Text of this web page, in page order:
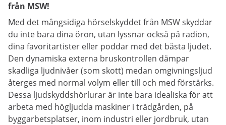
från MSW!
Med det mångsidiga hörselskyddet från MSW skyddar
du inte bara dina öron, utan lyssnar också på radion,
dina favoritartister eller poddar med det bästa ljudet.
Den dynamiska externa bruskontrollen dämpar
skadliga ljudnivåer (som skott) medan omgivningsljud
återges med normal volym eller till och med förstärks.
Dessa ljudskyddshörlurar är inte bara idealiska för att
arbeta med högljudda maskiner i trädgården, på
byggarbetsplatser, inom industri eller jordbruk, utan